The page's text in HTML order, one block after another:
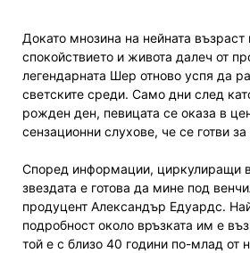
Докато мнозина на нейната възраст
спокойствието и живота далеч от
легендарната Шер отново успя да
светските среди. Само дни след
рожден ден, певицата се оказа в
сензационни слухове, че се готви
Според информации, циркулиращи
звездата е готова да мине под
продуцент Александър Едуардс.
подробност около връзката им е
той е с близо 40 години по-млад от